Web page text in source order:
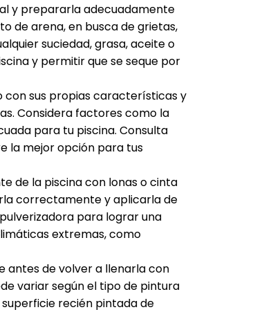
y prepararla adecuadamente
de arena, en busca de grietas,
suciedad, grasa, aceite o
y permitir que se seque por
con sus propias características y
Considera factores como la
para tu piscina. Consulta
la mejor opción para tus
de la piscina con lonas o cinta
correctamente y aplicarla de
para lograr una
extremas, como
antes de volver a llenarla con
variar según el tipo de pintura
recién pintada de